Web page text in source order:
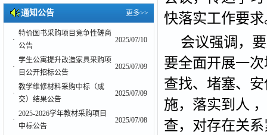
通知公告 更多>>
·
特价图书采购项目竞争性磋商
公告
2025/07/10
·
学生公寓提升改造家具采购项
目公开招标公告
2025/07/09
·
教学维修材料采购中标（成
交）结果公告
2025/07/09
·
2025-2026学年教材采购项目
中标公告
2025/07/08
快落实工作要求
会议强调，
要全面开展一
查找、堵塞、
施，落实到人
查，对存在关